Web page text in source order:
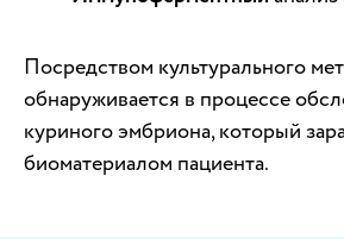
Посредством культурального
обнаруживается в процессе
куриного эмбриона, который
биоматериалом пациента.